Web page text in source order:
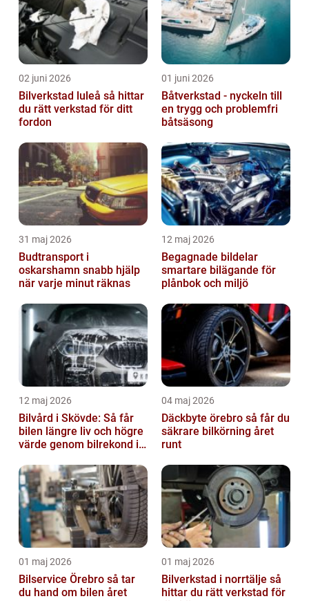
02 juni 2026
Bilverkstad luleå så hittar
du rätt verkstad för ditt
fordon
01 juni 2026
Båtverkstad - nyckeln till
en trygg och problemfri
båtsäsong
31 maj 2026
Budtransport i
oskarshamn snabb hjälp
när varje minut räknas
12 maj 2026
Begagnade bildelar
smartare bilägande för
plånbok och miljö
12 maj 2026
Bilvård i Skövde: Så får
bilen längre liv och högre
värde genom bilrekond i
04 maj 2026
Däckbyte örebro så får du
säkrare bilkörning året
runt
01 maj 2026
Bilservice Örebro så tar
du hand om bilen året
01 maj 2026
Bilverkstad i norrtälje så
hittar du rätt verkstad för